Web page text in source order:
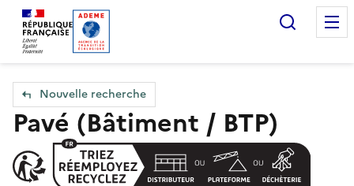
Accueil — Que Faire de mes objets & déchets
Nouvelle recherche
Pavé (Bâtiment / BTP)